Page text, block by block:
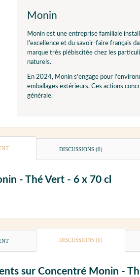
Monin
Monin est une entreprise familiale
l'excellence et du savoir-faire français
marque très plébiscitée chez les
naturels.
En 2024, Monin s'engage pour
emballages extérieurs. Ces actions
générale.
DISCUSSIONS (0)
- Thé Vert - 6 x 70 cl
DISCUSSIONS (0)
sur Concentré Monin -